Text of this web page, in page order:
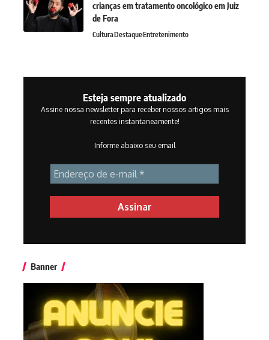
crianças em tratamento oncológico em Juiz
de Fora
CulturaDestaqueEntretenimento
Esteja sempre atualizado
Assine nossa newsletter para receber nossos artigos mais
recentes instantaneamente!
Informe abaixo seu email
Banner